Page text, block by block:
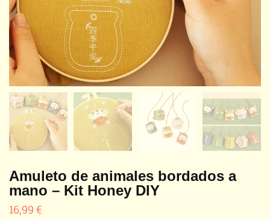
Amuleto de animales bordados a
mano – Kit Honey DIY
16,99 €